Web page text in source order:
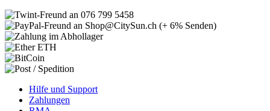
Hilfe und Support
Zahlungen